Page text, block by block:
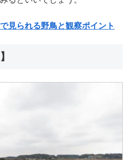
見られる野鳥と観察ポイント